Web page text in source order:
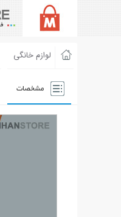
لوازم خانگی
مشخصات